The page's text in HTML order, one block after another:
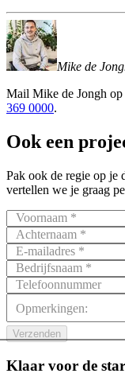
Mike de
Mail Mike de Jongh op
369 0000.
Ook een
Pak ook de regie op je
vertellen we je graag
Voornaam *
Achternaam *
E-mailadres *
Bedrijfsnaam *
Telefoonnummer
Opmerkingen:
Verzenden
Klaar voor de